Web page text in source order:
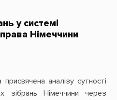
у системі
Німеччини
аналізу сутності
зібрань Німеччини через